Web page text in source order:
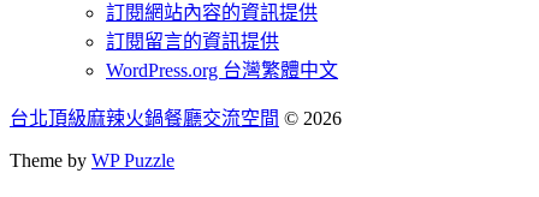
訂閱網站內容的資訊提供
訂閱留言的資訊提供
WordPress.org 台灣繁體中文
台北頂級麻辣火鍋餐廳交流空間 © 2026
Theme by WP Puzzle